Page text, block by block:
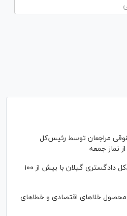
مراجعان توسط رئیس‌کل
نماز جمعه
دیدار چهره‌به‌چهره رئیس‌کل دادگستری گیلان با بیش از ۱۰۰
محصول خلا‌های اقتصادی و خطا‌های